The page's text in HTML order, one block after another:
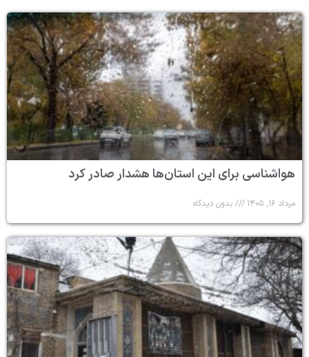
هواشناسی برای این استان‌ها هشدار صادر کرد
مرداد ۱۶, ۱۴۰۵ بدون دیدگاه